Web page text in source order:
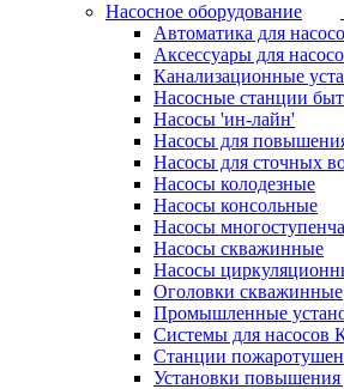
Насосное оборудование
Автоматика для
Аксессуары для
Канализационные
Насосные станции
Насосы 'ин-лайн'
Насосы для
Насосы для сточных
Насосы колодезные
Насосы консольные
Насосы
Насосы скважинные
Насосы
Оголовки скважинные
Промышленные
Системы для
Станции
Установки повышения